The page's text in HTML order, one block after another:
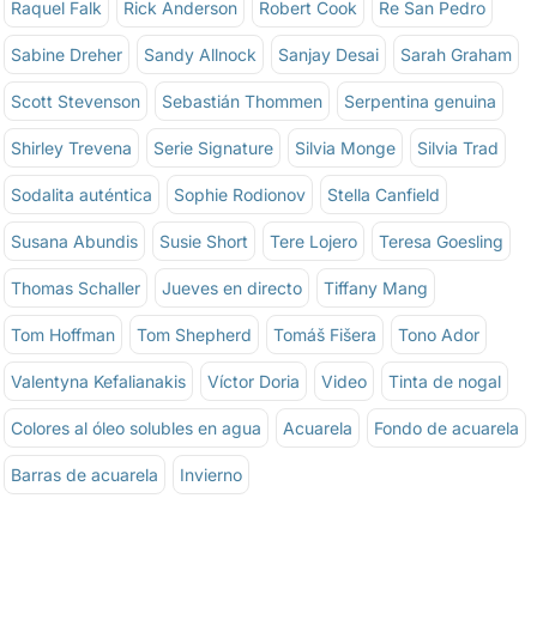
Raquel Falk Rick Anderson Robert Cook Re San Pedro
Sabine Dreher Sandy Allnock Sanjay Desai Sarah Graham
Scott Stevenson Sebastián Thommen Serpentina genuina
Shirley Trevena Serie Signature Silvia Monge Silvia Trad
Sodalita auténtica Sophie Rodionov Stella Canfield
Susana Abundis Susie Short Tere Lojero Teresa Goesling
Thomas Schaller Jueves en directo Tiffany Mang
Tom Hoffman Tom Shepherd Tomáš Fišera Tono Ador
Valentyna Kefalianakis Víctor Doria Video Tinta de nogal
Colores al óleo solubles en agua Acuarela Fondo de acuarela
Barras de acuarela Invierno